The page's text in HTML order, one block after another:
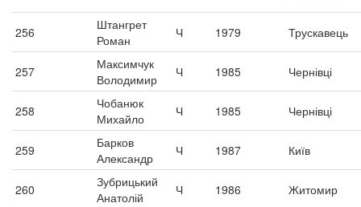
256
Штангрет
Роман
Ч 1979 Трускавець
257
Максимчук
Володимир
Ч 1985 Чернівці
258
Чобанюк
Михайло
Ч 1985 Чернівці
259
Барков
Александр
Ч 1987 Київ
260
Зубрицький
Анатолій
Ч 1986 Житомир